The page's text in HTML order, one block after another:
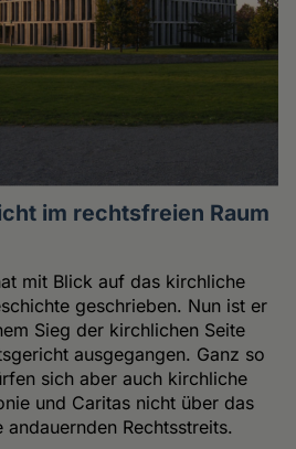
im rechtsfreien Raum
mit Blick auf das kirchliche
geschrieben. Nun ist er
Sieg der kirchlichen Seite
ausgegangen. Ganz so
sich aber auch kirchliche
und Caritas nicht über das
Rechtsstreits.